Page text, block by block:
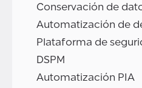
Conservación de
Automatización de
Plataforma de
DSPM
Automatización PIA